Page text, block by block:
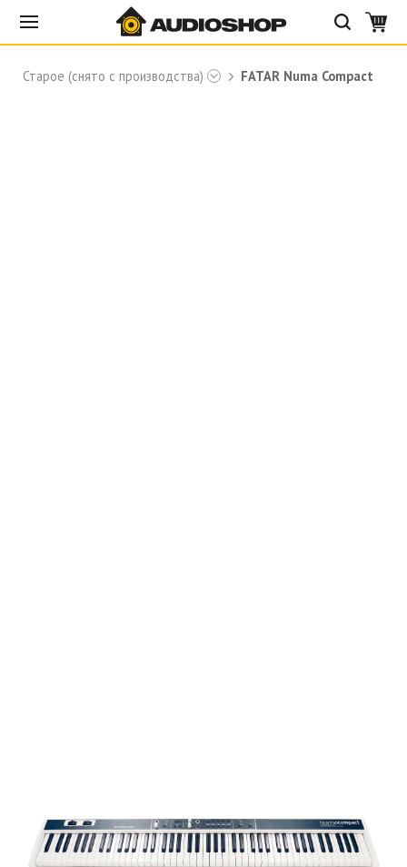
Старое (снято с производства) FATAR Numa Compact